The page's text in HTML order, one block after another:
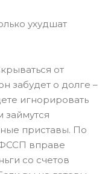
ухудшат
от
забудет о долге –
игнорировать
займутся
приставы. По
вправе
со счетов